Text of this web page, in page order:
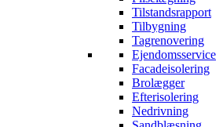
Tilstandsrapport
Tilbygning
Tagrenovering
Ejendomsservice
Facadeisolering
Brolægger
Efterisolering
Nedrivning